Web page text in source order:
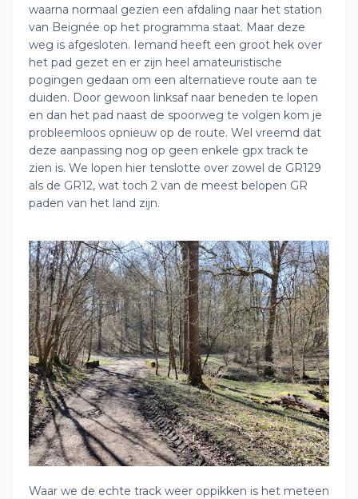
waarna normaal gezien een afdaling naar het station
van Beignée op het programma staat. Maar deze
weg is afgesloten. Iemand heeft een groot hek over
het pad gezet en er zijn heel amateuristische
pogingen gedaan om een alternatieve route aan te
duiden. Door gewoon linksaf naar beneden te lopen
en dan het pad naast de spoorweg te volgen kom je
probleemloos opnieuw op de route. Wel vreemd dat
deze aanpassing nog op geen enkele gpx track te
zien is. We lopen hier tenslotte over zowel de GR129
als de GR12, wat toch 2 van de meest belopen GR
paden van het land zijn.
Waar we de echte track weer oppikken is het meteen